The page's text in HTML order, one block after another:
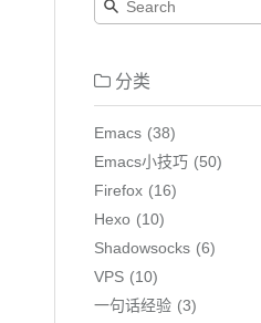
分类
Emacs
38
Emacs小技巧
50
Firefox
16
Hexo
10
Shadowsocks
6
VPS
10
一句话经验
3